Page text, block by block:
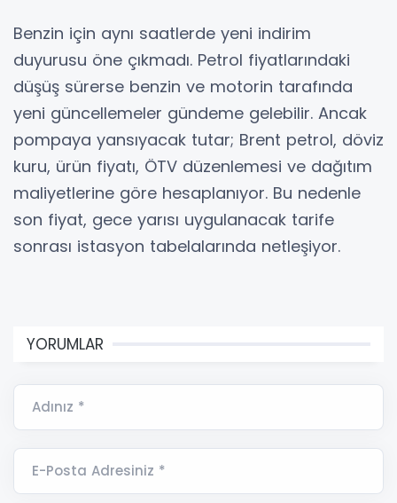
Benzin için aynı saatlerde yeni indirim
duyurusu öne çıkmadı. Petrol fiyatlarındaki
düşüş sürerse benzin ve motorin tarafında
yeni güncellemeler gündeme gelebilir. Ancak
pompaya yansıyacak tutar; Brent petrol, döviz
kuru, ürün fiyatı, ÖTV düzenlemesi ve dağıtım
maliyetlerine göre hesaplanıyor. Bu nedenle
son fiyat, gece yarısı uygulanacak tarife
sonrası istasyon tabelalarında netleşiyor.
YORUMLAR
Adınız *
E-Posta Adresiniz *